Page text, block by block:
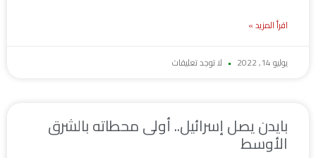
اقرأ المزيد »
يوليو 14, 2022 لا توجد تعليقات
بايدن يصل إسرائيل.. أولى محطاته بالشرق
الأوسط